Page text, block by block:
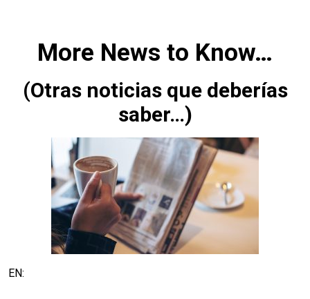
More News to Know…
(Otras noticias que deberías
saber…)
EN: